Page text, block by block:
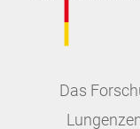
Das